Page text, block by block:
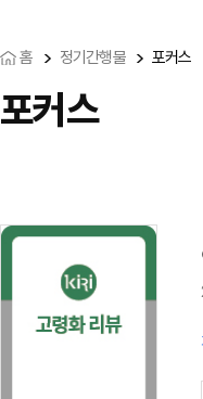
홈 정기간행물 포커스
포커스